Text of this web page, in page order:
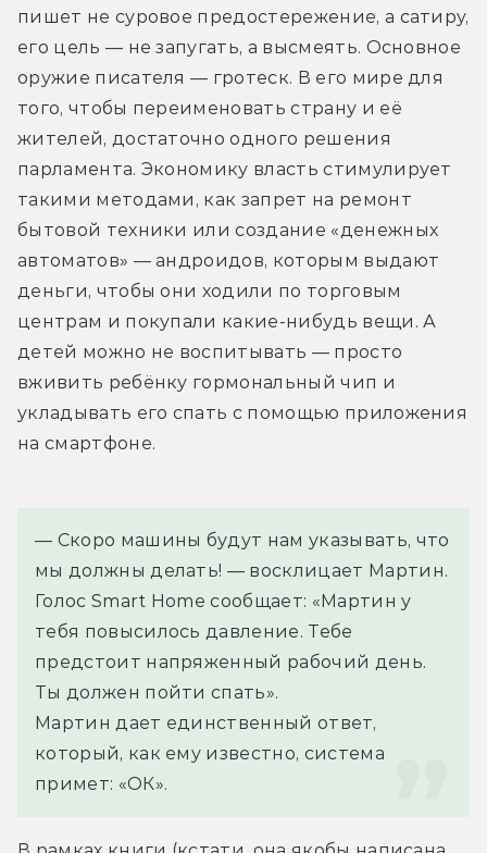
пишет не суровое предостережение, а сатиру,
его цель — не запугать, а высмеять. Основное
оружие писателя — гротеск. В его мире для
того, чтобы переименовать страну и её
жителей, достаточно одного решения
парламента. Экономику власть стимулирует
такими методами, как запрет на ремонт
бытовой техники или создание «денежных
автоматов» — андроидов, которым выдают
деньги, чтобы они ходили по торговым
центрам и покупали какие-нибудь вещи. А
детей можно не воспитывать — просто
вживить ребёнку гормональный чип и
укладывать его спать с помощью приложения
на смартфоне.
— Скоро машины будут нам указывать, что
мы должны делать! — восклицает Мартин.
Голос Smart Home сообщает: «Мартин у
тебя повысилось давление. Тебе
предстоит напряженный рабочий день.
Ты должен пойти спать».
Мартин дает единственный ответ,
который, как ему известно, система
примет: «ОК».